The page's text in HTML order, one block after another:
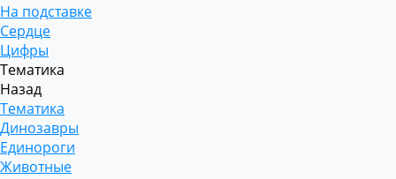
На подставке
Сердце
Цифры
Тематика
Назад
Тематика
Динозавры
Единороги
Животные